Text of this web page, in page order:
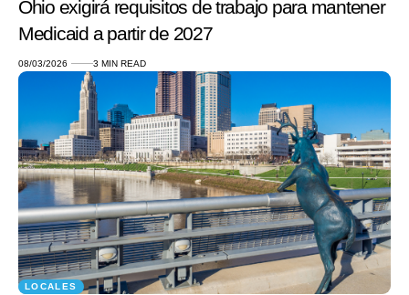
Ohio exigirá requisitos de trabajo para mantener
Medicaid a partir de 2027
08/03/2026 3 MIN READ
LOCALES